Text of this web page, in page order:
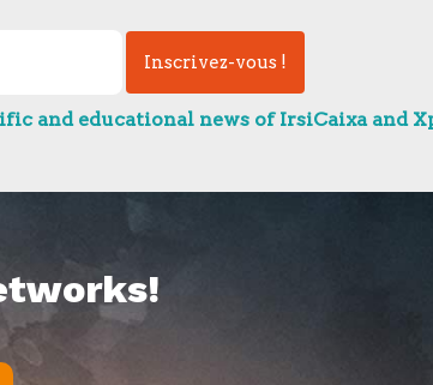
and educational news of IrsiCaixa and